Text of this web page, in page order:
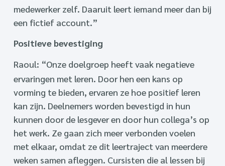
medewerker zelf. Daaruit leert iemand meer dan bij
een fictief account.”
Positieve bevestiging
Raoul: “Onze doelgroep heeft vaak negatieve
ervaringen met leren. Door hen een kans op
vorming te bieden, ervaren ze hoe positief leren
kan zijn. Deelnemers worden bevestigd in hun
kunnen door de lesgever en door hun collega’s op
het werk. Ze gaan zich meer verbonden voelen
met elkaar, omdat ze dit leertraject van meerdere
weken samen afleggen. Cursisten die al lessen bij